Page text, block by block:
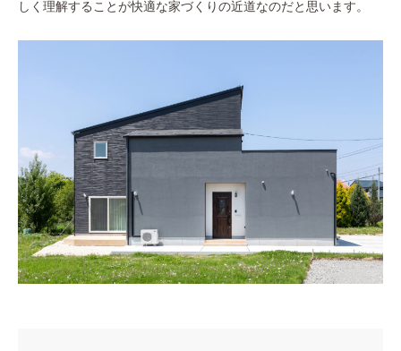
しく理解することが快適な家づくりの近道なのだと思います。